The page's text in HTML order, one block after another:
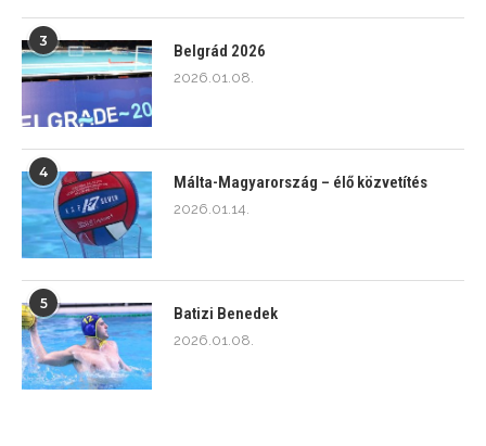
3
Belgrád 2026
2026.01.08.
4
Málta-Magyarország – élő közvetítés
2026.01.14.
5
Batizi Benedek
2026.01.08.